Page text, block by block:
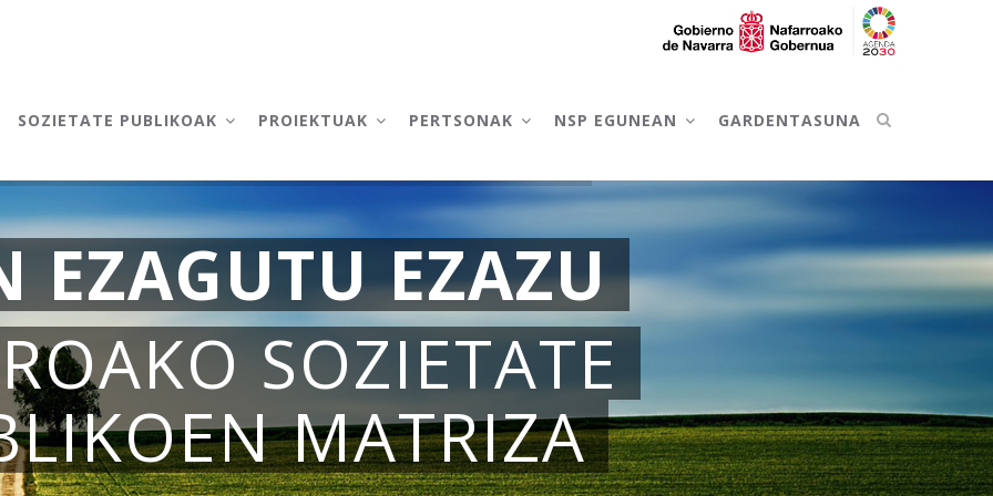
SOZIETATE PUBLIKOAK PROIEKTUAK PERTSONAK NSP EGUNEAN GARDENTASUNA
MATRIZA
EZAGUTU EZAZU
SOZIETATE